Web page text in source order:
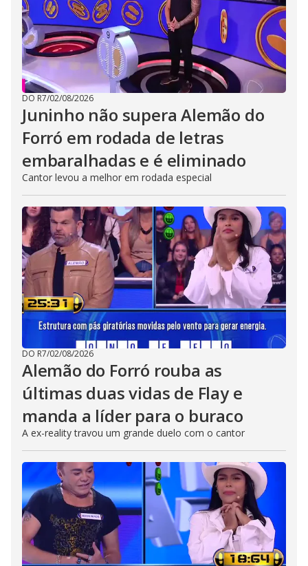
DO R7/02/08/2026
Juninho não supera Alemão do
Forró em rodada de letras
embaralhadas e é eliminado
Cantor levou a melhor em rodada especial
DO R7/02/08/2026
Alemão do Forró rouba as
últimas duas vidas de Flay e
manda a líder para o buraco
A ex-reality travou um grande duelo com o cantor